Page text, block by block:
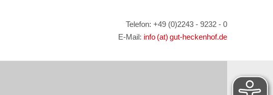
Telefon: +49 (0)2243 - 9232 - 0
E-Mail: info (at) gut-heckenhof.de